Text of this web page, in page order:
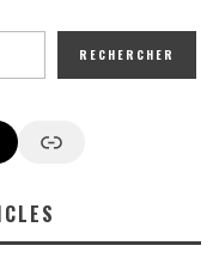
RECHERCHER
Google News